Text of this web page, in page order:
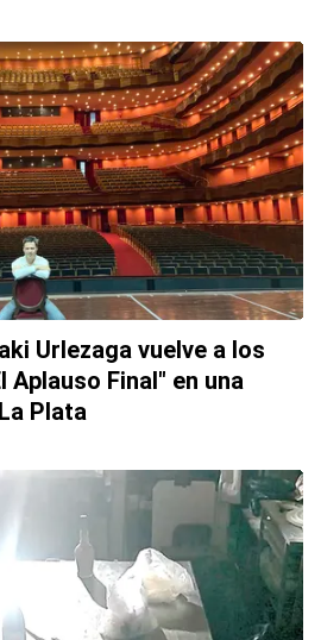
Urlezaga vuelve a los
Aplauso Final" en una
Plata